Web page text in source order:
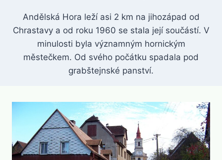
Andělská Hora leží asi 2 km na jihozápad od
Chrastavy a od roku 1960 se stala její součástí. V
minulosti byla významným hornickým
městečkem. Od svého počátku spadala pod
grabštejnské panství.